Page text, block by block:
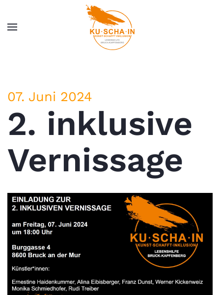
Zum Hauptinhalt springen
07. Juni 2024
2. inklusive
Vernissage